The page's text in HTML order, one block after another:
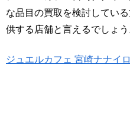
な品目の買取を検討してい
供する店舗と言えるでしょう
ジュエルカフェ 宮崎ナナイ